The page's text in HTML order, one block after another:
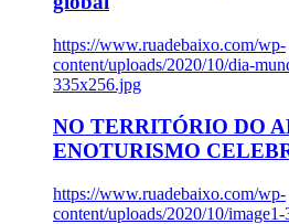
https://www.ruadebaixo.com/wp-
content/uploads/2020/10/dia-
335x256.jpg
NO TERRITÓRIO DO
ENOTURISMO
https://www.ruadebaixo.com/wp-
content/uploads/2020/10/